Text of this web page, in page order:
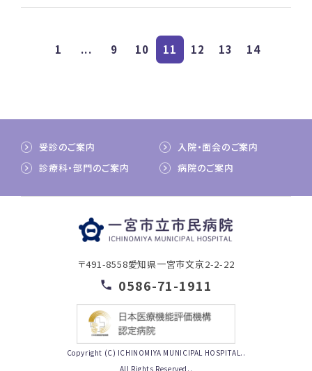
1 ... 9 10 11 12 13 14
受診のご案内
入院・面会のご案内
診療科・部門のご案内
病院のご案内
〒491-8558愛知県一宮市文京2-2-22
0586-71-1911
Copyright (C) ICHINOMIYA MUNICIPAL HOSPITAL..
All Rights Reserved..